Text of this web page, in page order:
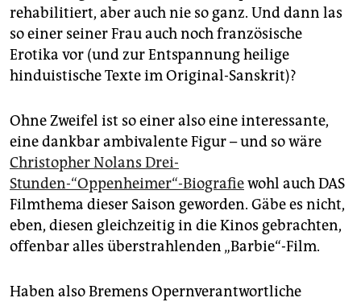
rehabilitiert, aber auch nie so ganz. Und dann las
so einer seiner Frau auch noch französische
Erotika vor (und zur Entspannung heilige
hinduistische Texte im Original-Sanskrit)?
Ohne Zweifel ist so einer also eine interessante,
eine dankbar ambivalente Figur – und so wäre
Christopher Nolans Drei-
Stunden-“Oppenheimer“-Biografiewohl auch DAS
Filmthema dieser Saison geworden. Gäbe es nicht,
eben, diesen gleichzeitig in die Kinos gebrachten,
offenbar alles überstrahlenden „Barbie“-Film.
Haben also Bremens Opernverantwortliche